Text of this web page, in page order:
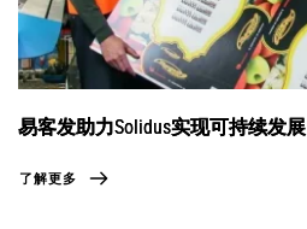
易客发助力Solidus实现可持续发展
了解更多